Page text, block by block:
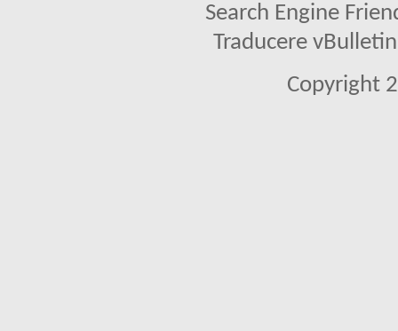
Search Engine
Traducere
Copyright